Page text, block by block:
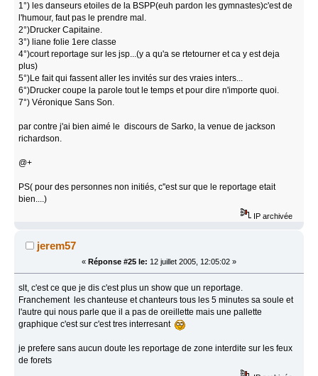
1°) les danseurs etoiles de la BSPP(euh pardon les gymnastes)c'est de
l'humour, faut pas le prendre mal.
2°)Drucker Capitaine.
3°) liane folie 1ere classe
4°)court reportage sur les jsp...(y a qu'a se rtetourner et ca y est deja
plus)
5°)Le fait qui fassent aller les invités sur des vraies inters...
6°)Drucker coupe la parole tout le temps et pour dire n'importe quoi.
7°) Véronique Sans Son.
par contre j'ai bien aimé le discours de Sarko, la venue de jackson
richardson.
@+
PS( pour des personnes non initiés, c''est sur que le reportage etait
bien....)
IP archivée
jerem57
« Réponse #25 le: 12 juillet 2005, 12:05:02 »
slt, c'est ce que je dis c'est plus un show que un reportage.
Franchement les chanteuse et chanteurs tous les 5 minutes sa soule et
l'autre qui nous parle que il a pas de oreillette mais une pallette
graphique c'est sur c'est tres interresant
je prefere sans aucun doute les reportage de zone interdite sur les feux
de forets